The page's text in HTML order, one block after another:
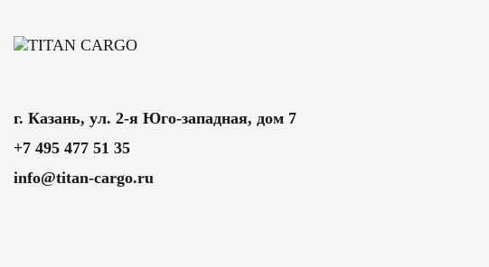
г. Казань, ул. 2-я Юго-западная, дом 7
+7 495 477 51 35
info@titan-cargo.ru